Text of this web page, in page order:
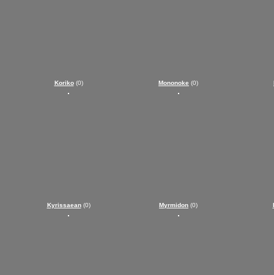
Koriko(0)
Kyrissaean(0)
Mononoke (0)
Myrmidon (0)